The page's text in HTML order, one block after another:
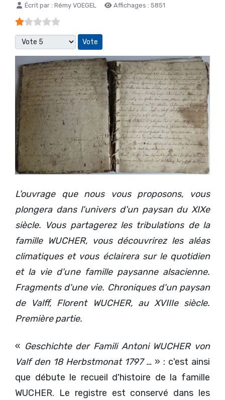
Détails
Écrit par : Rémy VOEGEL Affichages : 5851
Vote utilisateur:
Veuillez voter
L'ouvrage que nous vous proposons, vous
plongera dans l'univers d'un paysan du XIXe
siècle. Vous partagerez les tribulations de la
famille WUCHER, vous découvrirez les aléas
climatiques et vous éclairera sur le quotidien
et la vie d'une famille paysanne alsacienne.
Fragments d'une vie. Chroniques d'un paysan
de Valff, Florent WUCHER, au XVIIIe siècle.
Première partie.
« Geschichte der Famili Antoni WUCHER von
Valf den 18 Herbstmonat 1797 … » : c'est ainsi
que débute le recueil d'histoire de la famille
WUCHER. Le registre est conservé dans les